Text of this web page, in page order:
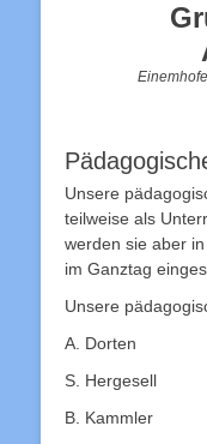
Unsere
teilweise als
werden sie aber
im Ganztag
Unsere
A. Dorten
S. Hergesell
B. Kammler